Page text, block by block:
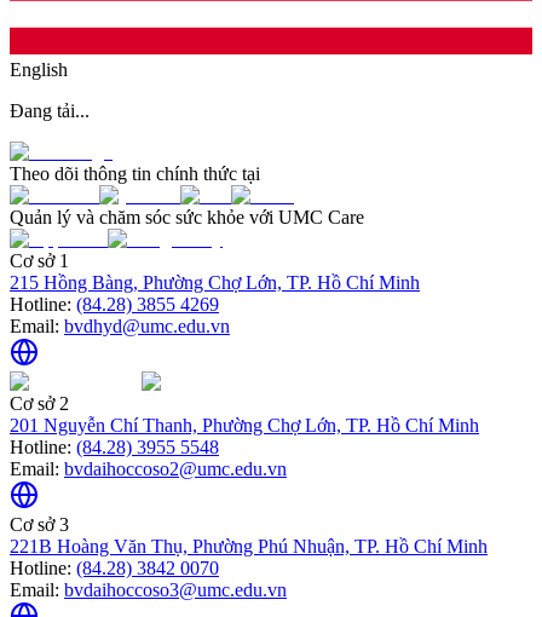
English
Đang tải...
Theo dõi thông tin chính thức tại
Quản lý và chăm sóc sức khỏe với UMC Care
Cơ sở 1
215 Hồng Bàng, Phường Chợ Lớn, TP. Hồ Chí Minh
Hotline: (84.28) 3855 4269
Email: bvdhyd@umc.edu.vn
Cơ sở 2
201 Nguyễn Chí Thanh, Phường Chợ Lớn, TP. Hồ Chí Minh
Hotline: (84.28) 3955 5548
Email: bvdaihoccoso2@umc.edu.vn
Cơ sở 3
221B Hoàng Văn Thụ, Phường Phú Nhuận, TP. Hồ Chí Minh
Hotline: (84.28) 3842 0070
Email: bvdaihoccoso3@umc.edu.vn